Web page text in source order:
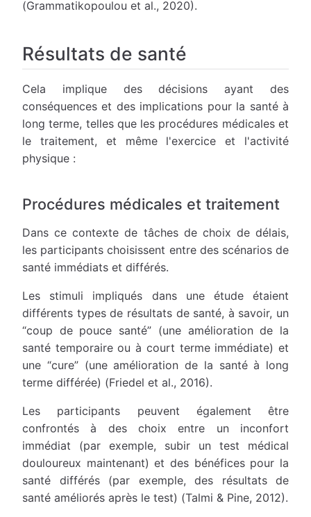
(Grammatikopoulou et al., 2020).
Résultats de santé
Cela implique des décisions ayant des
conséquences et des implications pour la santé à
long terme, telles que les procédures médicales et
le traitement, et même l'exercice et l'activité
physique :
Procédures médicales et traitement
Dans ce contexte de tâches de choix de délais,
les participants choisissent entre des scénarios de
santé immédiats et différés.
Les stimuli impliqués dans une étude étaient
différents types de résultats de santé, à savoir, un
“coup de pouce santé” (une amélioration de la
santé temporaire ou à court terme immédiate) et
une “cure” (une amélioration de la santé à long
terme différée) (Friedel et al., 2016).
Les participants peuvent également être
confrontés à des choix entre un inconfort
immédiat (par exemple, subir un test médical
douloureux maintenant) et des bénéfices pour la
santé différés (par exemple, des résultats de
santé améliorés après le test) (Talmi & Pine, 2012).